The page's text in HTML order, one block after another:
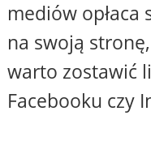
mediów opłaca
na swoją
warto zostawić
Facebooku czy